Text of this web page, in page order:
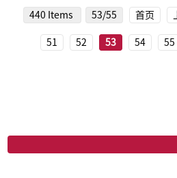
440 Items 53/55 首页
51 52 53 54 55